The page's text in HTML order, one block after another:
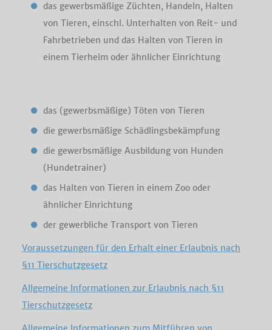
das gewerbsmäßige Züchten, Handeln, Halten
von Tieren, einschl. Unterhalten von Reit- und
Fahrbetrieben und das Halten von Tieren in
einem Tierheim oder ähnlicher Einrichtung
das (gewerbsmäßige) Töten von Tieren
die gewerbsmäßige Schädlingsbekämpfung
die gewerbsmäßige Ausbildung von Hunden
(Hundetrainer)
das Halten von Tieren in einem Zoo oder
ähnlicher Einrichtung
der gewerbliche Transport von Tieren
Voraussetzungen für den Erhalt einer Erlaubnis nach
§11 Tierschutzgesetz
Allgemeine Informationen zur Erlaubnis nach §11
Tierschutzgesetz